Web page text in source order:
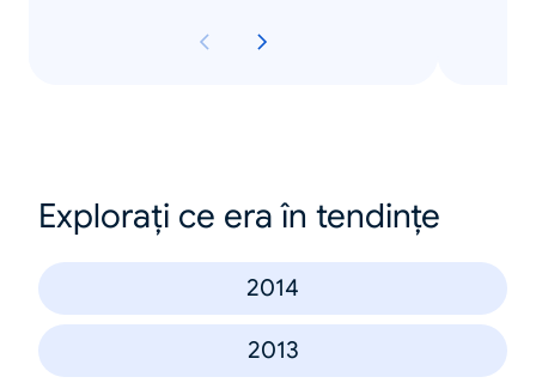
Explorați ce era în tendințe
2014
2013